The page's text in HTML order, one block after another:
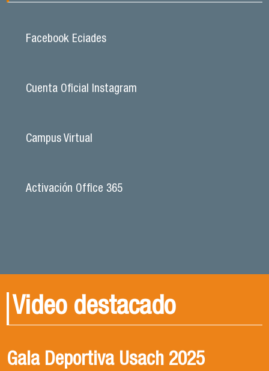
Facebook Eciades
Cuenta Oficial Instagram
Campus Virtual
Activación Office 365
Video destacado
Gala Deportiva Usach 2025
Usach en el Territorio, capítulo 2
Candidatura Director de Escuela